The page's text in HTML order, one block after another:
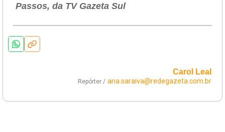
Passos, da TV Gazeta Sul
Carol Leal
Repórter / ana.saraiva@redegazeta.com.br